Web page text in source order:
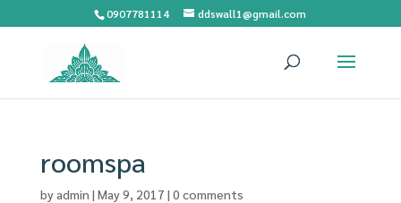
0907781114 ddswall1@gmail.com
roomspa
byadmin | May 9, 2017 | 0 comments